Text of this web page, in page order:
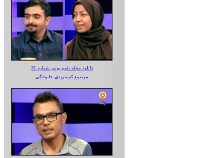
دانلود مجله تلویزیونی شماره 31
موضوع:کوه‌نوردی خانوادگی